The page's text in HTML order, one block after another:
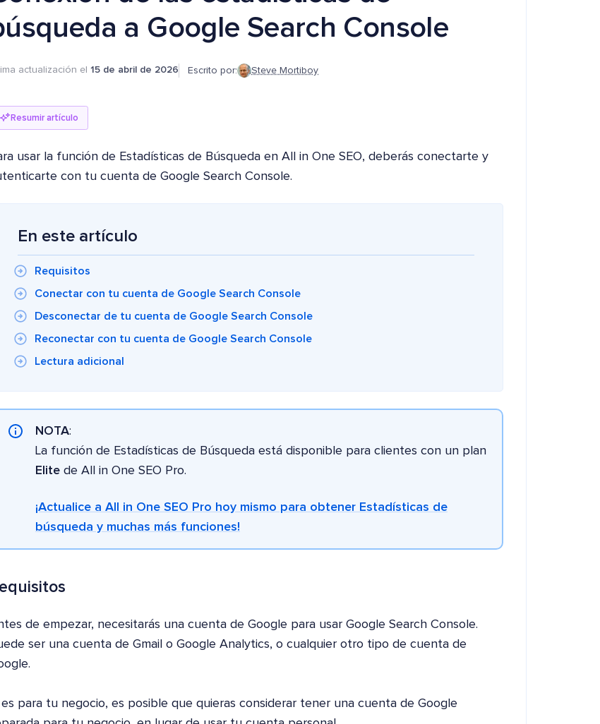
a Google Search Console
actualización el 15 de abril de 2026 Escrito por: Steve Mortiboy
Resumir artículo
usar la función de Estadísticas de Búsqueda en All in One SEO, deberás conectarte y
con tu cuenta de Google Search Console.
En este artículo
Requisitos
Conectar con tu cuenta de Google Search Console
Desconectar de tu cuenta de Google Search Console
Reconectar con tu cuenta de Google Search Console
Lectura adicional
NOTA:
La función de Estadísticas de Búsqueda está disponible para clientes con un plan
Elite de All in One SEO Pro.
¡Actualice a All in One SEO Pro hoy mismo para obtener Estadísticas de
búsqueda y muchas más funciones!
de empezar, necesitarás una cuenta de Google para usar Google Search Console.
ser una cuenta de Gmail o Google Analytics, o cualquier otro tipo de cuenta de
es para tu negocio, es posible que quieras considerar tener una cuenta de Google